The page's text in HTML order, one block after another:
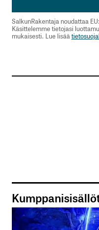
Lähetä
SalkunRakentaja noudattaa
Käsittelemme tietojasi
mukaisesti. Lue lisää